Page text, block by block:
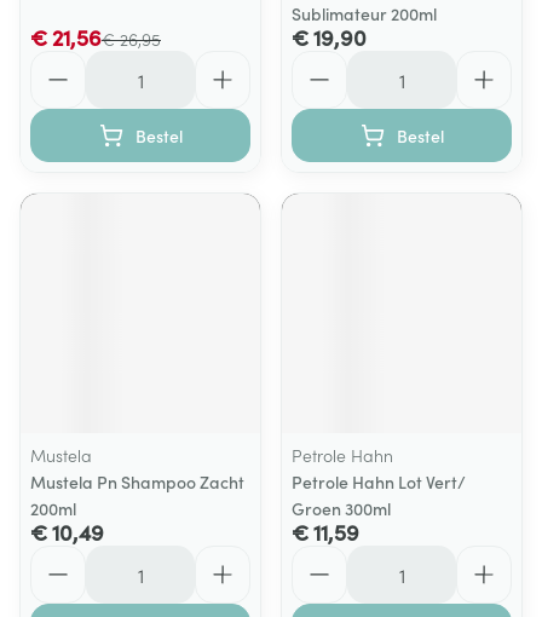
€ 26,95
€ 21,56
Bestel
Sublimateur 200ml
€ 19,90
Bestel
Mustela
Mustela Pn Shampoo Zacht
200ml
€ 10,49
Petrole Hahn
Petrole Hahn Lot Vert/
Groen 300ml
€ 11,59